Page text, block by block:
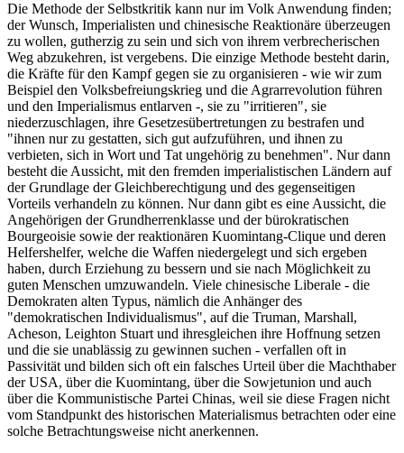
Die Methode der Selbstkritik kann nur im Volk Anwendung finden;
der Wunsch, Imperialisten und chinesische Reaktionäre überzeugen
zu wollen, gutherzig zu sein und sich von ihrem verbrecherischen
Weg abzukehren, ist vergebens. Die einzige Methode besteht darin,
die Kräfte für den Kampf gegen sie zu organisieren - wie wir zum
Beispiel den Volksbefreiungskrieg und die Agrarrevolution führen
und den Imperialismus entlarven -, sie zu "irritieren", sie
niederzuschlagen, ihre Gesetzesübertretungen zu bestrafen und
"ihnen nur zu gestatten, sich gut aufzuführen, und ihnen zu
verbieten, sich in Wort und Tat ungehörig zu benehmen". Nur dann
besteht die Aussicht, mit den fremden imperialistischen Ländern auf
der Grundlage der Gleichberechtigung und des gegenseitigen
Vorteils verhandeln zu können. Nur dann gibt es eine Aussicht, die
Angehörigen der Grundherrenklasse und der bürokratischen
Bourgeoisie sowie der reaktionären Kuomintang-Clique und deren
Helfershelfer, welche die Waffen niedergelegt und sich ergeben
haben, durch Erziehung zu bessern und sie nach Möglichkeit zu
guten Menschen umzuwandeln. Viele chinesische Liberale - die
Demokraten alten Typus, nämlich die Anhänger des
"demokratischen Individualismus", auf die Truman, Marshall,
Acheson, Leighton Stuart und ihresgleichen ihre Hoffnung setzen
und die sie unablässig zu gewinnen suchen - verfallen oft in
Passivität und bilden sich oft ein falsches Urteil über die Machthaber
der USA, über die Kuomintang, über die Sowjetunion und auch
über die Kommunistische Partei Chinas, weil sie diese Fragen nicht
vom Standpunkt des historischen Materialismus betrachten oder eine
solche Betrachtungsweise nicht anerkennen.